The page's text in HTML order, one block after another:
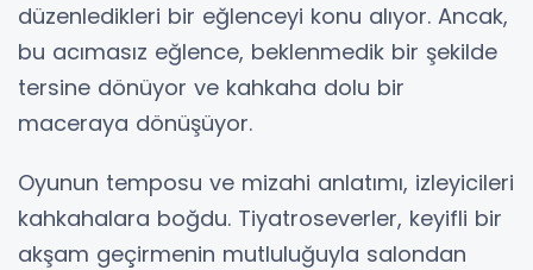
düzenledikleri bir eğlenceyi konu alıyor. Ancak,
bu acımasız eğlence, beklenmedik bir şekilde
tersine dönüyor ve kahkaha dolu bir
maceraya dönüşüyor.
Oyunun temposu ve mizahi anlatımı, izleyicileri
kahkahalara boğdu. Tiyatroseverler, keyifli bir
akşam geçirmenin mutluluğuyla salondan